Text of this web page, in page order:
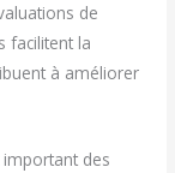
de
facilitent la
à améliorer
des